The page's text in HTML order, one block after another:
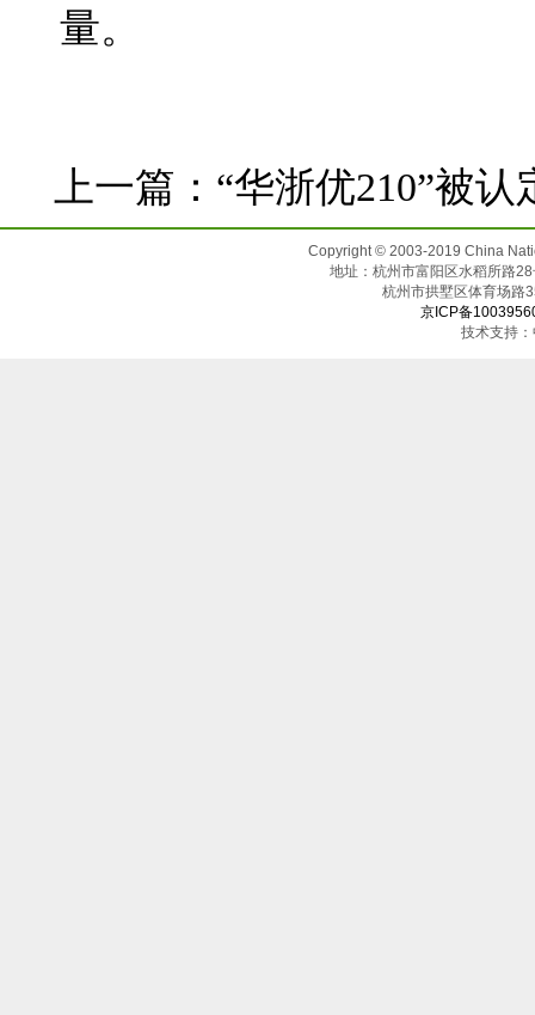
量。
上一篇： “华浙优210”被
Copyright © 2003-2019 China
地址：杭州市富阳区水稻所路
杭州市拱墅区体
京ICP备
技术支持